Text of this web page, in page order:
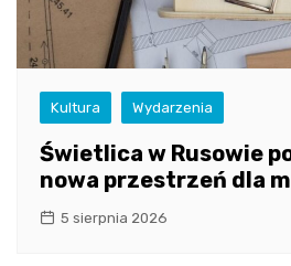
Kultura Wydarzenia
Świetlica w Rusowie
nowa przestrzeń dla
5 sierpnia 2026